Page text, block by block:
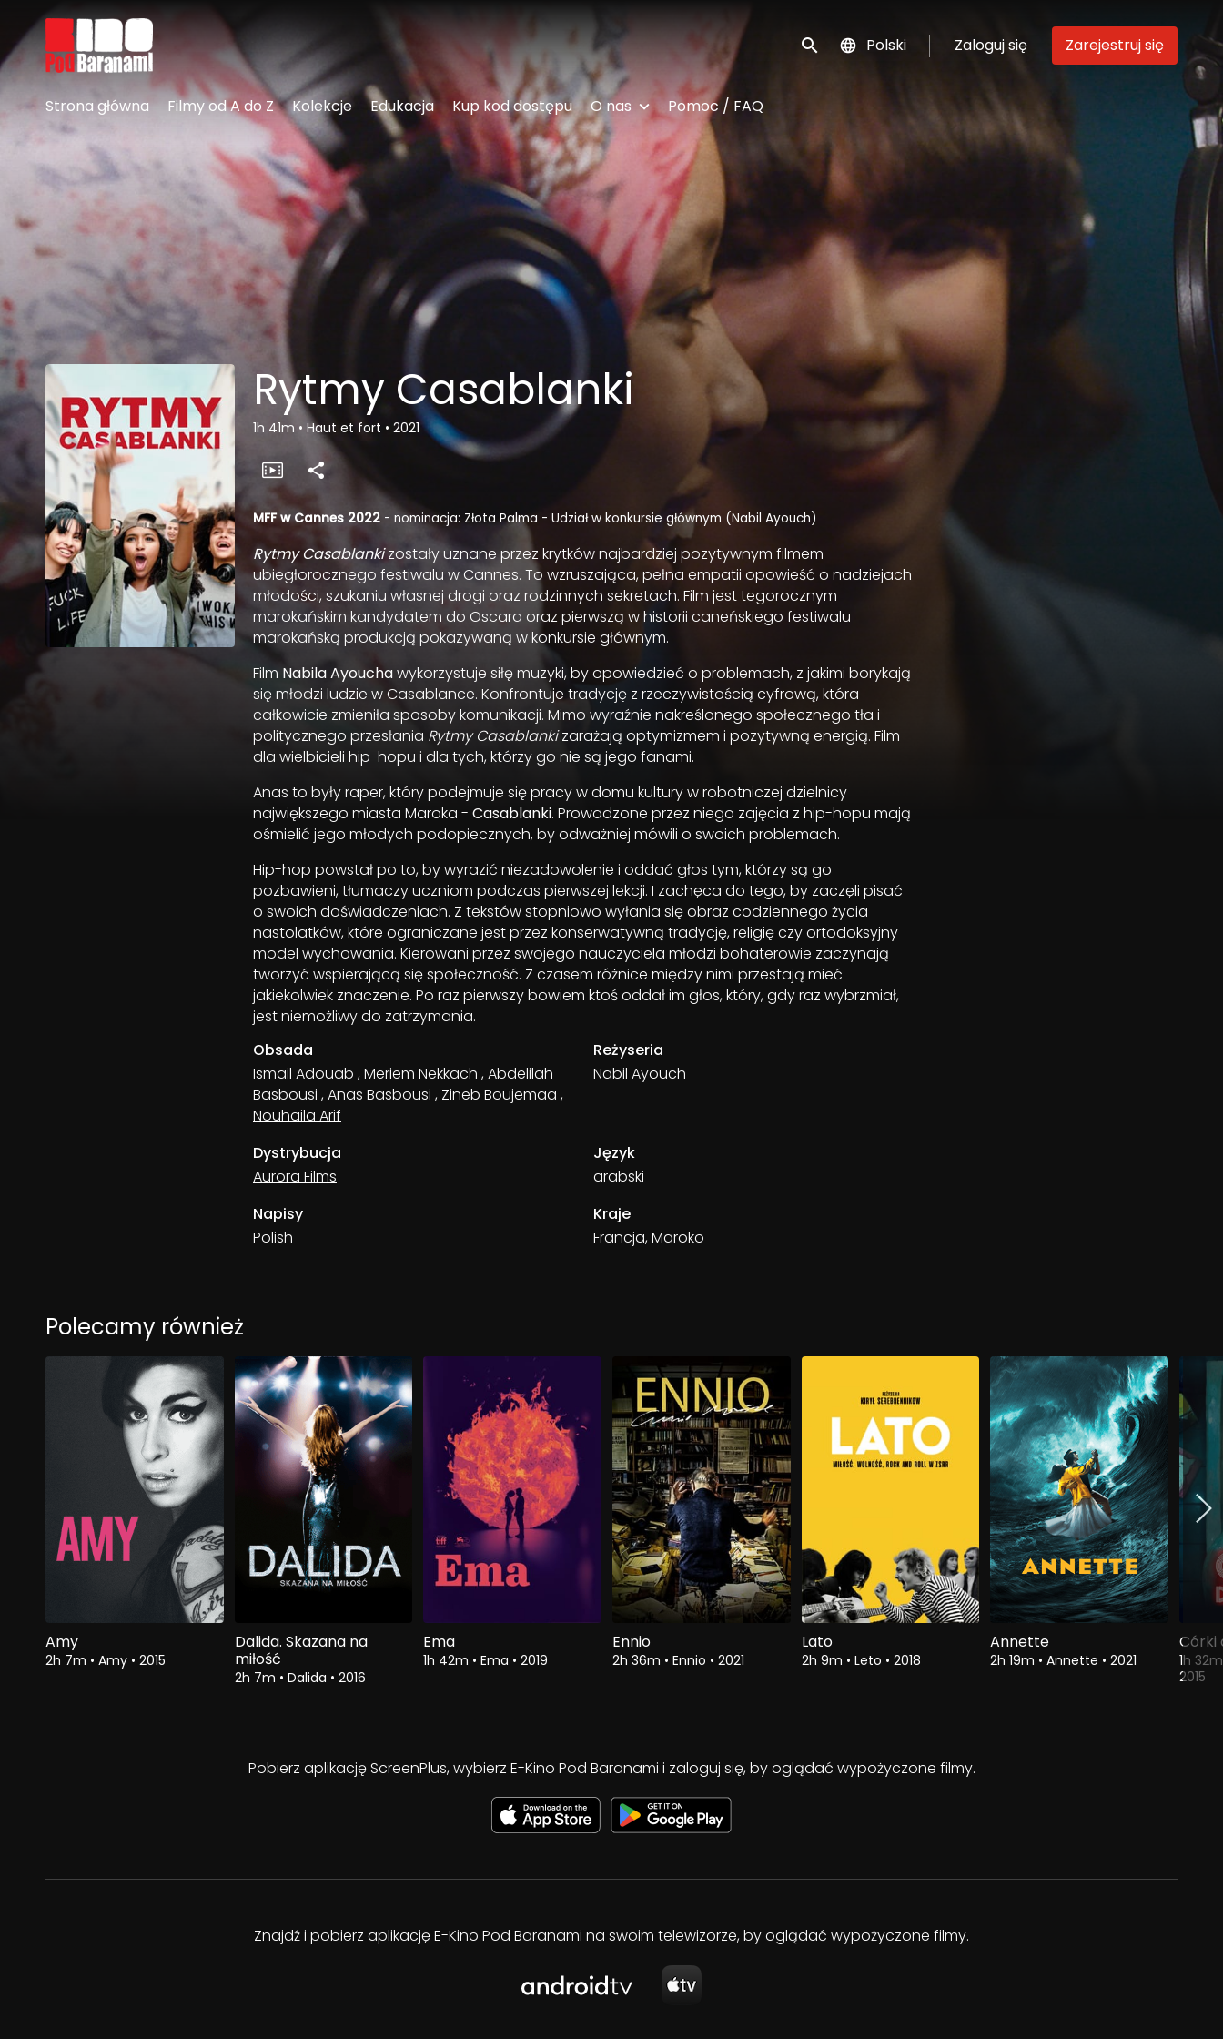
Linki ułatwień dostępu
Wyszukaj Polski Zaloguj się Zarejestruj się
Strona główna Filmy od A do Z Kolekcje Edukacja Kup kod dostępu O nas Pomoc / FAQ
Rytmy Casablanki
1h 41m • Haut et fort • 2021
MFF w Cannes 2022 - nominacja: Złota Palma - Udział w konkursie głównym (Nabil Ayouch)
Rytmy Casablankizostały uznane przez krytków najbardziej pozytywnym filmem
ubiegłorocznego festiwalu w Cannes. To wzruszająca, pełna empatii opowieść o nadziejach
młodości, szukaniu własnej drogi oraz rodzinnych sekretach. Film jest tegorocznym
marokańskim kandydatem do Oscara oraz pierwszą w historii caneńskiego festiwalu
marokańską produkcją pokazywaną w konkursie głównym.
Film Nabila Ayouchawykorzystuje siłę muzyki, by opowiedzieć o problemach, z jakimi borykają
się młodzi ludzie w Casablance. Konfrontuje tradycję z rzeczywistością cyfrową, która
całkowicie zmieniła sposoby komunikacji. Mimo wyraźnie nakreślonego społecznego tła i
politycznego przesłania Rytmy Casablankizarażają optymizmem i pozytywną energią. Film
dla wielbicieli hip-hopu i dla tych, którzy go nie są jego fanami.
Anas to były raper, który podejmuje się pracy w domu kultury w robotniczej dzielnicy
największego miasta Maroka - Casablanki. Prowadzone przez niego zajęcia z hip-hopu mają
ośmielić jego młodych podopiecznych, by odważniej mówili o swoich problemach.
Hip-hop powstał po to, by wyrazić niezadowolenie i oddać głos tym, którzy są go
pozbawieni, tłumaczy uczniom podczas pierwszej lekcji. I zachęca do tego, by zaczęli pisać
o swoich doświadczeniach. Z tekstów stopniowo wyłania się obraz codziennego życia
nastolatków, które ograniczane jest przez konserwatywną tradycję, religię czy ortodoksyjny
model wychowania. Kierowani przez swojego nauczyciela młodzi bohaterowie zaczynają
tworzyć wspierającą się społeczność. Z czasem różnice między nimi przestają mieć
jakiekolwiek znaczenie. Po raz pierwszy bowiem ktoś oddał im głos, który, gdy raz wybrzmiał,
jest niemożliwy do zatrzymania.
Obsada
Ismail Adouab ,Meriem Nekkach ,Abdelilah
Basbousi ,Anas Basbousi , Zineb Boujemaa ,
Nouhaila Arif
Reżyseria
Nabil Ayouch
Dystrybucja
Aurora Films
Język
arabski
Napisy
Polish
Kraje
Francja, Maroko
Polecamy również
Amy
2h 7m • Amy • 2015
Dalida. Skazana na
miłość
2h 7m • Dalida • 2016
Ema
1h 42m • Ema • 2019
Ennio
2h 36m • Ennio • 2021
Lato
2h 9m • Leto • 2018
Annette
2h 19m • Annette • 2021
Córki
1h
2015
Pobierz aplikację ScreenPlus, wybierz E-Kino Pod Baranami i zaloguj się, by oglądać wypożyczone filmy.
Znajdź i pobierz aplikację E-Kino Pod Baranami na swoim telewizorze, by oglądać wypożyczone filmy.